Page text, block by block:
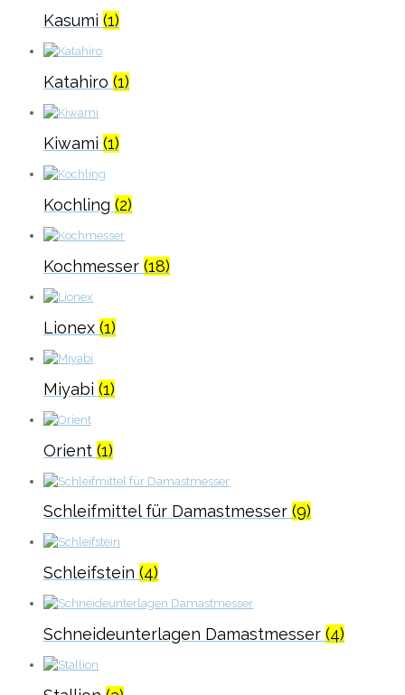
Kasumi (1)
Katahiro (1)
Kiwami (1)
Kochling (2)
Kochmesser (18)
Lionex (1)
Miyabi (1)
Orient (1)
Schleifmittel für Damastmesser (9)
Schleifstein (4)
Schneideunterlagen Damastmesser (4)